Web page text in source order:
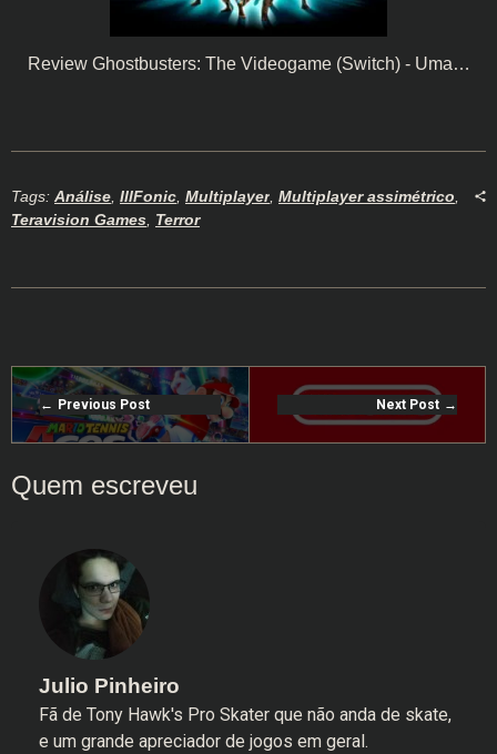
Review Ghostbusters: The Videogame (Switch) - Uma…
Tags: Análise IllFonic Multiplayer Multiplayer assimétrico
Teravision Games Terror
Previous Post Next Post
Julio Pinheiro
Fã de Tony Hawk's Pro Skater que não anda de skate,
e um grande apreciador de jogos em geral.